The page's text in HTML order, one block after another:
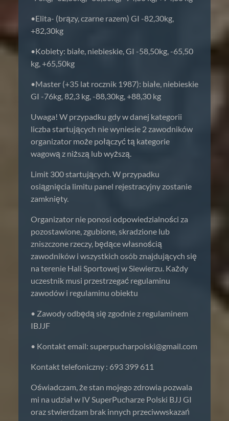
•Elita- (brązy, czarne razem) GI -82,30kg,
+82,30kg
•Kobiety: białe, niebieskie, GI -58,50kg, -65,50
kg, +65,50kg
•Master (+35 lat rocznik 1987): białe, niebieskie
GI -76kg, 82,3 kg, -88,30kg, +88,30 kg
Uwaga! W przypadku gdy w danej kategorii
liczba startujących nie wyniesie 2 zawodników
organizator może połączyć tą kategorie
wagową z niższą lub wyższą.
Limit 300 startujących. W przypadku
osiągnięcia limitu panel rejestracyjny zostanie
zamknięty.
Organizator nie ponosi odpowiedzialności za
pozostawione, zgubione, skradzione lub
zniszczone rzeczy, będące własnością
zawodników i wszystkich osób znajdujących się
na terenie Hali Sportowej w Siewierzu. Każdy
uczestnik musi przestrzegać regulaminu
zawodów i regulaminu obiektu
• Zawody odbędą się zgodnie z regulaminem
IBJJF
• Kontakt email: superpucharpolski@gmail.com
Kontakt telefoniczny : 693 399 611
Oświadczam, że stan mojego zdrowia pozwala
mi na udział w IV SuperPucharze Polski BJJ GI
oraz stwierdzam brak innych przeciwwskazań